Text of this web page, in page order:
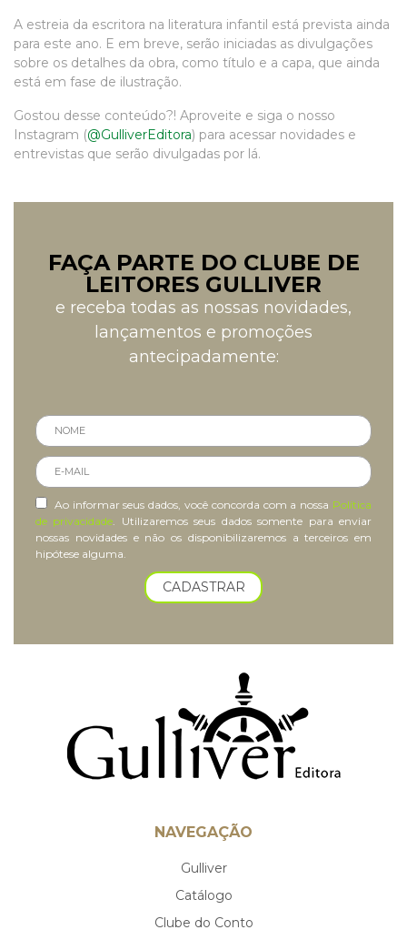
A estreia da escritora na literatura infantil está prevista ainda
para este ano. E em breve, serão iniciadas as divulgações
sobre os detalhes da obra, como título e a capa, que ainda
está em fase de ilustração.
Gostou desse conteúdo?! Aproveite e siga o nosso
Instagram (@GulliverEditora) para acessar novidades e
entrevistas que serão divulgadas por lá.
FAÇA PARTE DO CLUBE DE
LEITORES GULLIVER
e receba todas as nossas novidades,
lançamentos e promoções
antecipadamente:
Ao informar seus dados, você concorda com a nossa Política
de privacidade . Utilizaremos seus dados somente para enviar
nossas novidades e não os disponibilizaremos a terceiros em
hipótese alguma.
CADASTRAR
NAVEGAÇÃO
Gulliver
Catálogo
Clube do Conto